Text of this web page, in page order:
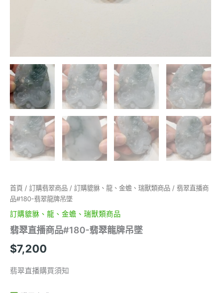
首頁 / 訂購翡翠商品 / 訂購貔貅、龍、金蟾、瑞獸類商品 / 翡翠直播商
品#180-翡翠龍牌吊墜
訂購貔貅、龍、金蟾、瑞獸類商品
翡翠直播商品#180-翡翠龍牌吊墜
$7,200
翡翠直播購買須知